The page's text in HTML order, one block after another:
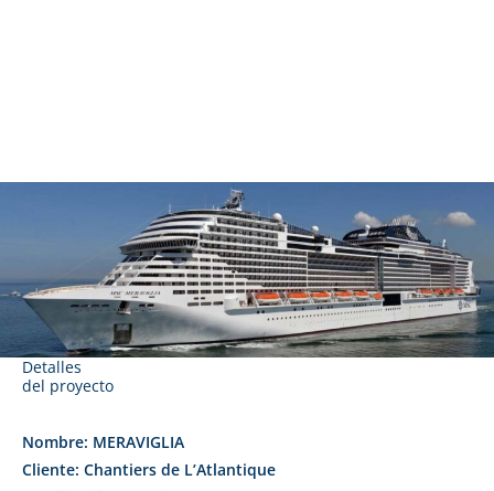
Detalles
del proyecto
Nombre: MERAVIGLIA
Cliente: Chantiers de L’Atlantique